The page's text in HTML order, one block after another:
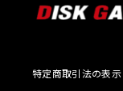
特定商取引法の表示